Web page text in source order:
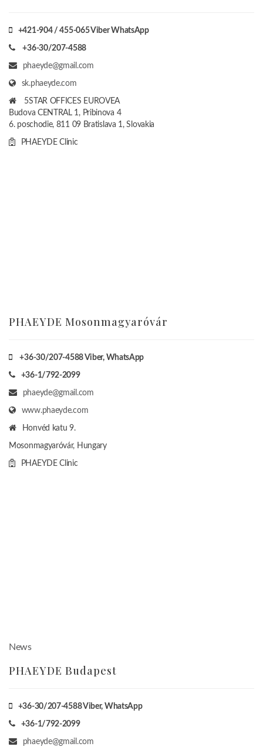
+421-904 / 455-065 Viber WhatsApp
+36-30/207-4588
phaeyde@gmail.com
sk.phaeyde.com
5STAR OFFICES EUROVEA
Budova CENTRAL 1, Pribinova 4
6. poschodie, 811 09 Bratislava 1, Slovakia
PHAEYDE Clinic
PHAEYDE Mosonmagyaróvár
+36-30/207-4588Viber, WhatsApp
+36-1/792-2099
phaeyde@gmail.com
www.phaeyde.com
Honvéd katu 9.
Mosonmagyaróvár, Hungary
PHAEYDE Clinic
News
PHAEYDE Budapest
+36-30/207-4588Viber, WhatsApp
+36-1/792-2099
phaeyde@gmail.com